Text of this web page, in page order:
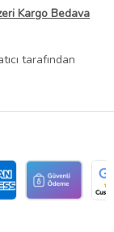
Kargo Bedava
tarafından